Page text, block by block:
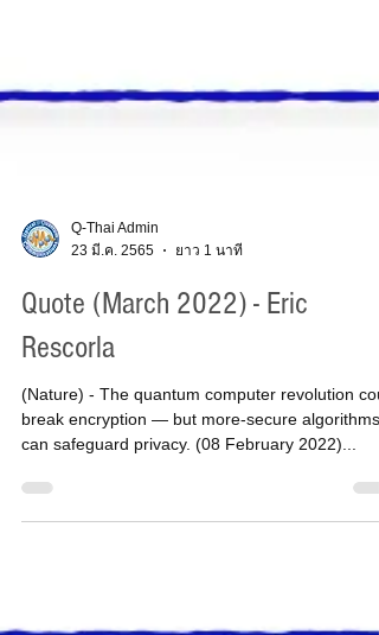
Q-Thai Admin
Quote (March 2022) - Eric
Rescorla
break encryption — but more-secure algorithms
can safeguard privacy. (08 February 2022)...